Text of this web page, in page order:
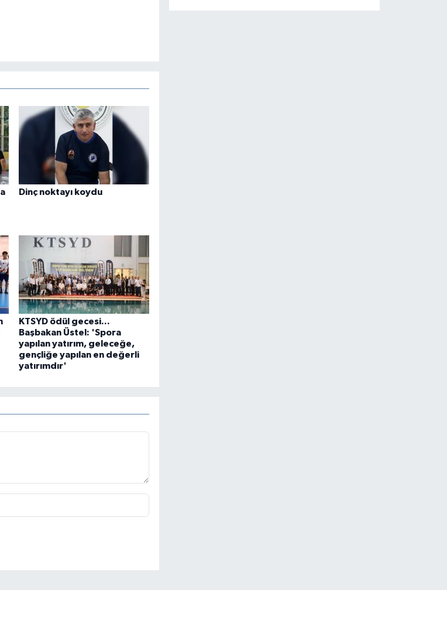
Dinç noktayı koydu
KTSYD ödül gecesi...
Başbakan Üstel: 'Spora
yapılan yatırım, geleceğe,
gençliğe yapılan en değerli
yatırımdır'